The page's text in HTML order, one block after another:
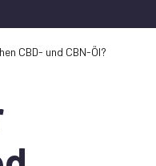
CBD- und CBN-Öl?